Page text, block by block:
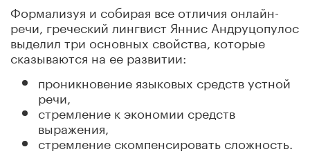
Формализуя и собирая все отличия онлайн-
речи, греческий лингвист Яннис Андруцопулос
выделил три основных свойства, которые
сказываются на ее развитии:
проникновение языковых средств устной
речи,
стремление к экономии средств
выражения,
стремление скомпенсировать сложность.